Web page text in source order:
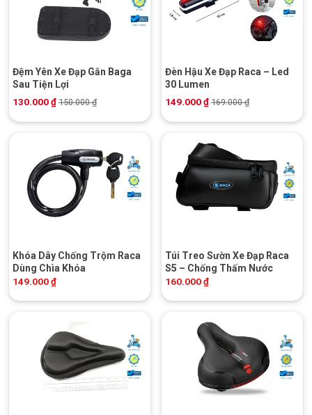
Đệm Yên Xe Đạp Gắn Baga
Sau Tiện Lợi
130.000₫ 150.000₫
Đèn Hậu Xe Đạp Raca – Led
30 Lumen
149.000₫ 169.000₫
Khóa Dây Chống Trộm Raca
Dùng Chìa Khóa
149.000₫
Túi Treo Sườn Xe Đạp Raca
S5 – Chống Thấm Nước
160.000₫